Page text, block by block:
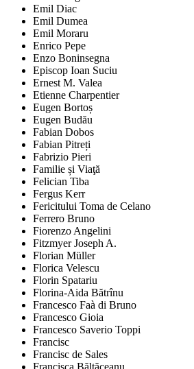
Emil Diac
Emil Dumea
Emil Moraru
Enrico Pepe
Enzo Boninsegna
Episcop Ioan Suciu
Ernest M. Valea
Etienne Charpentier
Eugen Bortoș
Eugen Budău
Fabian Dobos
Fabian Pitreți
Fabrizio Pieri
Familie și Viaţă
Felician Tiba
Fergus Kerr
Fericitului Toma de Celano
Ferrero Bruno
Fiorenzo Angelini
Fitzmyer Joseph A.
Florian Müller
Florica Velescu
Florin Spatariu
Florina-Aida Bătrînu
Francesco Faà di Bruno
Francesco Gioia
Francesco Saverio Toppi
Francisc
Francisc de Sales